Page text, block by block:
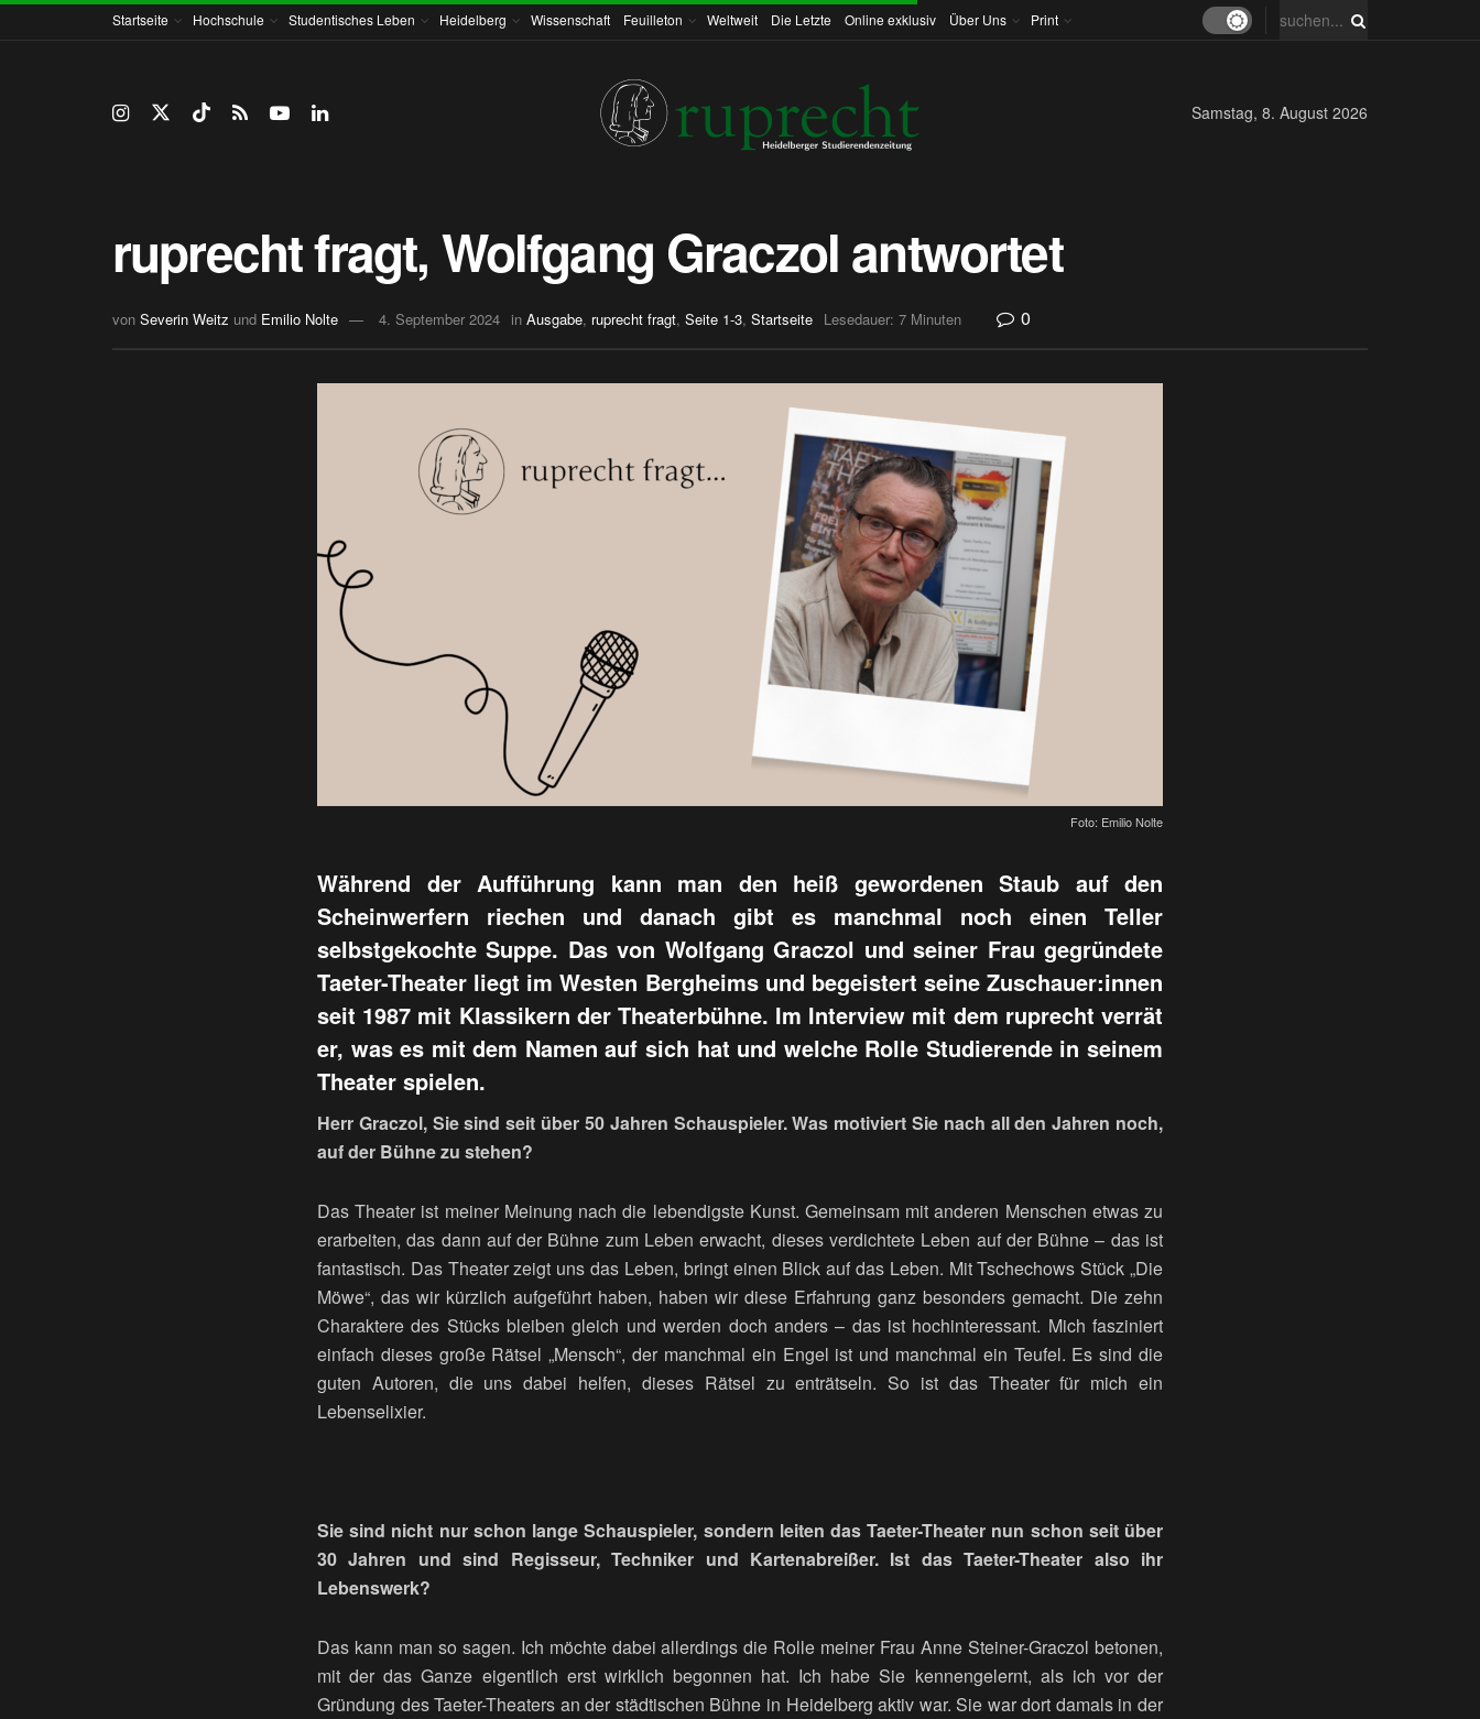
Startseite Hochschule Studentisches Leben Heidelberg Wissenschaft Feuilleton Weltweit Die Letzte Online exklusiv Über Uns Print
Samstag, 8. August 2026
ruprecht fragt, Wolfgang Graczol antwortet
von Severin Weitz und Emilio Nolte 4. September 2024 in Ausgabe, ruprecht fragt, Seite 1-3, Startseite Lesedauer: 7 Minuten 0
Foto: Emilio Nolte
Während der Aufführung kann man den heiß gewordenen Staub auf den
Scheinwerfern riechen und danach gibt es manchmal noch einen Teller
selbstgekochte Suppe. Das von Wolfgang Graczol und seiner Frau gegründete
Taeter-Theater liegt im Westen Bergheims und begeistert seine Zuschauer:innen
seit 1987 mit Klassikern der Theaterbühne. Im Interview mit dem ruprecht verrät
er, was es mit dem Namen auf sich hat und welche Rolle Studierende in seinem
Theater spielen.
Herr Graczol, Sie sind seit über 50 Jahren Schauspieler. Was motiviert Sie nach all den Jahren noch,
auf der Bühne zu stehen?
Das Theater ist meiner Meinung nach die lebendigste Kunst. Gemeinsam mit anderen Menschen etwas zu
erarbeiten, das dann auf der Bühne zum Leben erwacht, dieses verdichtete Leben auf der Bühne – das ist
fantastisch. Das Theater zeigt uns das Leben, bringt einen Blick auf das Leben. Mit Tschechows Stück „Die
Möwe“, das wir kürzlich aufgeführt haben, haben wir diese Erfahrung ganz besonders gemacht. Die zehn
Charaktere des Stücks bleiben gleich und werden doch anders – das ist hochinteressant. Mich fasziniert
einfach dieses große Rätsel „Mensch“, der manchmal ein Engel ist und manchmal ein Teufel. Es sind die
guten Autoren, die uns dabei helfen, dieses Rätsel zu enträtseln. So ist das Theater für mich ein
Lebenselixier.
Sie sind nicht nur schon lange Schauspieler, sondern leiten das Taeter-Theater nun schon seit über
30 Jahren und sind Regisseur, Techniker und Kartenabreißer. Ist das Taeter-Theater also ihr
Lebenswerk?
Das kann man so sagen. Ich möchte dabei allerdings die Rolle meiner Frau Anne Steiner-Graczol betonen,
mit der das Ganze eigentlich erst wirklich begonnen hat. Ich habe Sie kennengelernt, als ich vor der
Gründung des Taeter-Theaters an der städtischen Bühne in Heidelberg aktiv war. Sie war dort damals in der